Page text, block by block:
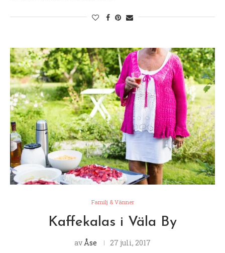
Familj & Vänner
Kaffekalas i Väla By
av Åse 27 juli, 2017